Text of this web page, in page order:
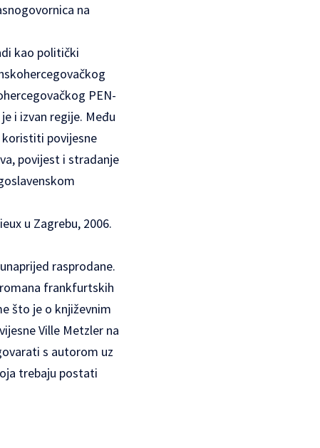
na
kao politički
PEN-
i izvan regije. Među
koristiti povijesne
povijest i stradanje
u Zagrebu, 2006.
rasprodane.
frankfurtskih
što je o književnim
Ville Metzler na
s autorom uz
trebaju postati